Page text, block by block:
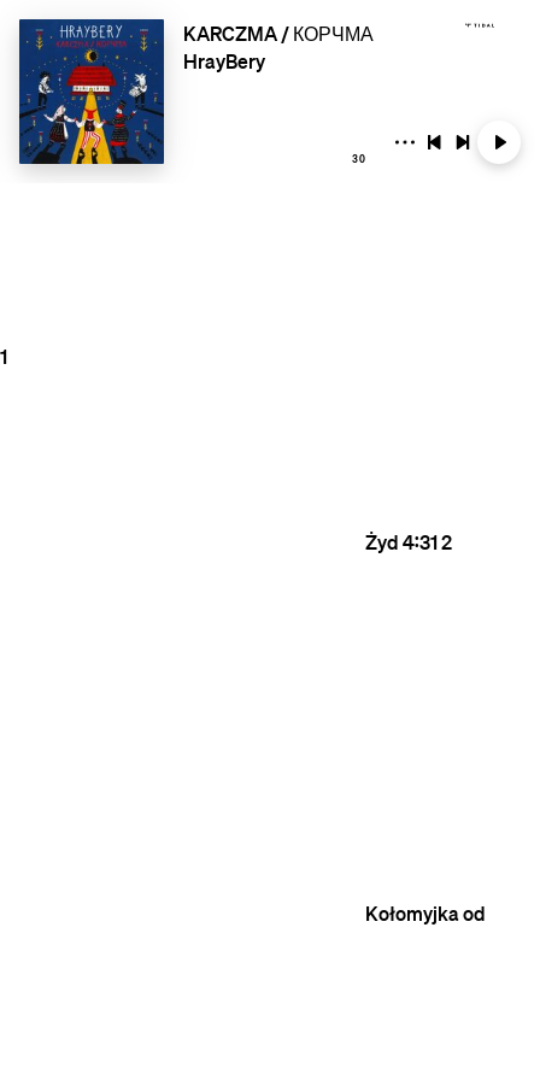
KARCZMA / К​О​Р​Ч​М​А
HrayBery
30
1
Żyd4:312
Kołomyjka od